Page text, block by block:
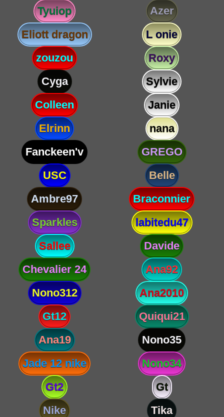
Tyuiop
Azer
Eliott dragon
L onie
zouzou
Roxy
Cyga
Sylvie
Colleen
Janie
Elrinn
nana
Fanckeen'v
GREGO
USC
Belle
Ambre97
Braconnier
Sparkles
labitedu47
Sallee
Davide
Chevalier 24
Ana92
Nono312
Ana2010
Gt12
Quiqui21
Ana19
Nono35
Jade 12 nike
Nono34
Gt2
Gt
Nike
Tika